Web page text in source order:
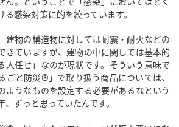
る感染対策に的を絞っています。
建物の構造物に対しては耐震・耐火などの
きていますが、建物の中に関しては基本的
人任せ」なのが現状です。そういう意味で
ごと防災®」で取り扱う商品については、
ようなものを設定する必要があるなという
、ずっと思っていたんです。